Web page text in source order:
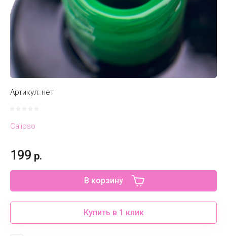
Артикул: нет
Calipso
199 р.
В корзину
Купить в 1 клик